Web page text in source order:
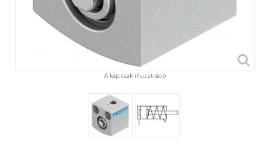
A kép csak illusztráció